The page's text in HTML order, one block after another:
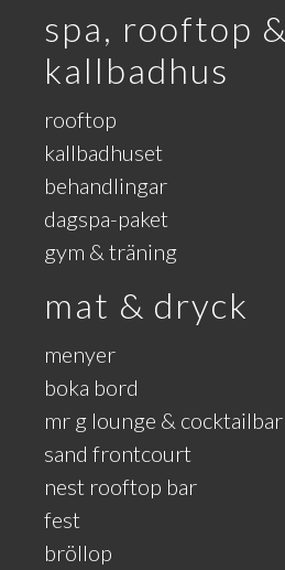
spa, rooftop &
kallbadhus
rooftop
kallbadhuset
behandlingar
dagspa-paket
gym & träning
mat & dryck
menyer
boka bord
mr g lounge & cocktailbar
sand frontcourt
nest rooftop bar
fest
bröllop